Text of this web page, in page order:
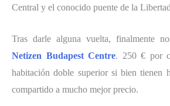
Central y el conocido puente de la
Tras darle alguna vuelta, finalmente
Netizen Budapest Centre. 250 € por
habitación doble superior si bien tienen
compartido a mucho mejor precio.